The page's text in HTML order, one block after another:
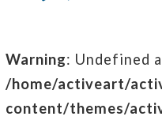
Warning: Undefined
/home/activeart/
content/themes/